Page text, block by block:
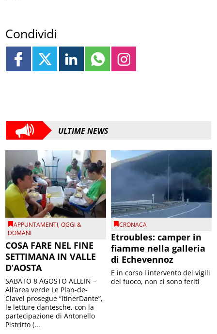
Condividi
ULTIME NEWS
APPUNTAMENTI,OGGI &
DOMANI
COSA FARE NEL FINE
SETTIMANA IN VALLE
D’AOSTA
SABATO 8 AGOSTO ALLEIN –
All’area verde Le Plan-de-
Clavel prosegue “ItinerDante”,
le letture dantesche, con la
partecipazione di Antonello
Pistritto (...
CRONACA
Etroubles: camper in
fiamme nella galleria
di Echevennoz
E in corso l'intervento dei vigili
del fuoco, non ci sono feriti